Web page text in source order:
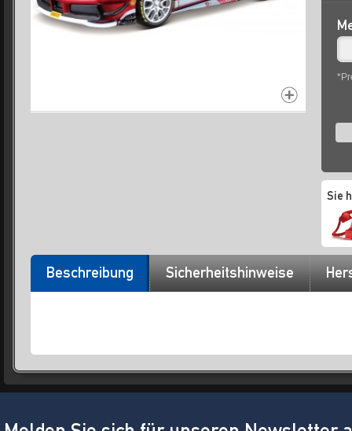
Sie
Beschreibung Sicherheitshinweise